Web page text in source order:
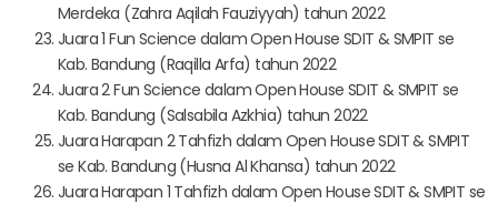
Merdeka (Zahra Aqilah Fauziyyah) tahun 2022
Juara 1 Fun Science dalam Open House SDIT & SMPIT se
Kab. Bandung (Raqilla Arfa) tahun 2022
Juara 2 Fun Science dalam Open House SDIT & SMPIT se
Kab. Bandung (Salsabila Azkhia) tahun 2022
Juara Harapan 2 Tahfizh dalam Open House SDIT & SMPIT
se Kab. Bandung (Husna Al Khansa) tahun 2022
Juara Harapan 1 Tahfizh dalam Open House SDIT & SMPIT se